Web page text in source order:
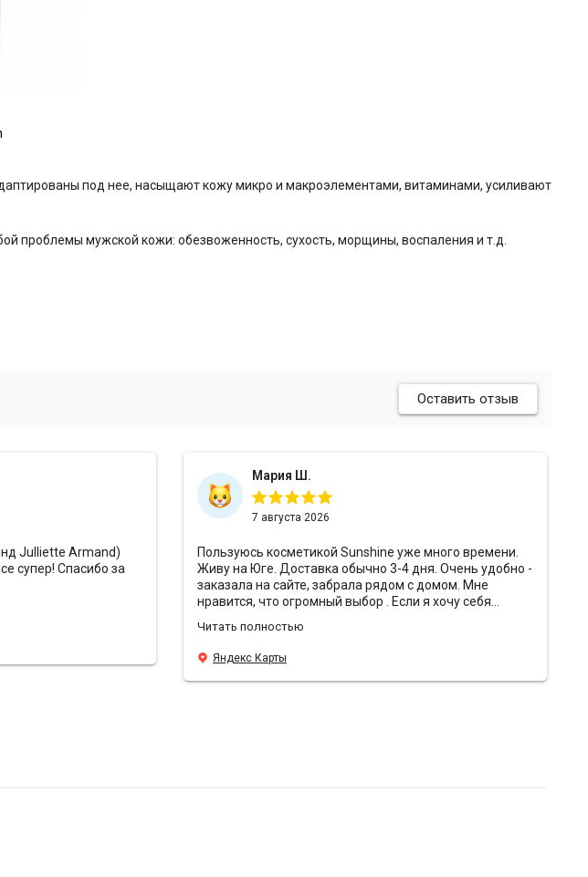
под нее, насыщают кожу микро и макроэлементами, витаминами, усиливают
проблемы мужской кожи: обезвоженность, сухость, морщины, воспаления и т.д.
Оставить отзыв
Julliette Armand)
супер! Спасибо за
Мария Ш.
7 августа 2026
Пользуюсь косметикой Sunshine уже много времени.
Живу на Юге. Доставка обычно 3-4 дня. Очень удобно -
заказала на сайте, забрала рядом с домом. Мне
нравится, что огромный выбор . Если я хочу себя
использую то, к чему привыкла. Мне нравится, что есть
консультант 📝. Я пишу потребность и мне предлагают
много вариантов. Мне нравится упаковка 📦. Все очень
аккуратно, надежно упаковано. Отслеживают сроки
Читать полностью
Яндекс Карты